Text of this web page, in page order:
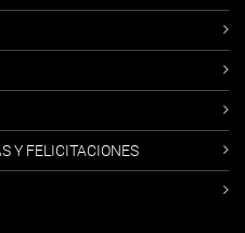
Y FELICITACIONES